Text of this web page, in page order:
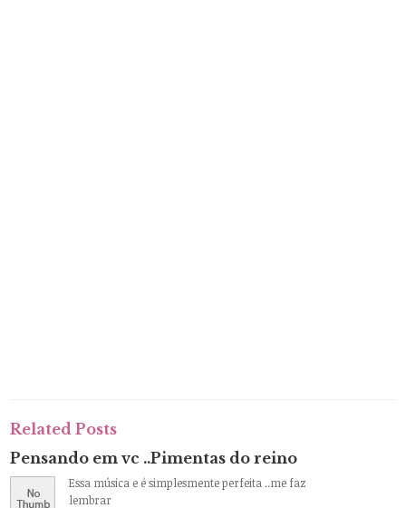
Related Posts
Pensando em vc ..Pimentas do reino
Essa música e é simplesmente perfeita ..me faz
lembrar